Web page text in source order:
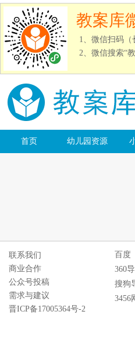
教案库
1、微信扫码
2、微信搜索“
首页 幼儿园资源
联系我们
商业合作
公众号投稿
需求与建议
晋ICP备17005364号-2
百度
360
搜狗
3456